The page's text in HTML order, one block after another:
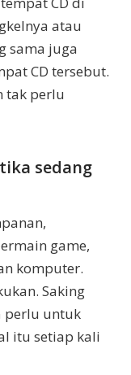
atau
sama juga
CD tersebut.
tak perlu
sedang
game,
komputer.
Saking
perlu untuk
itu setiap kali